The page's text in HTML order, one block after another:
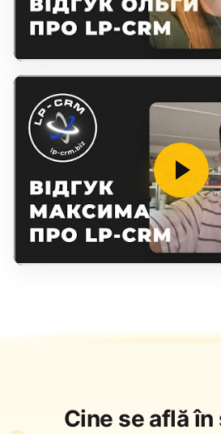
Cine se află